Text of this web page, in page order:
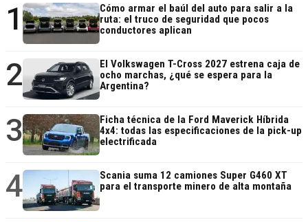
1
Cómo armar el baúl del auto para salir a la
ruta: el truco de seguridad que pocos
conductores aplican
2
El Volkswagen T-Cross 2027 estrena caja de
ocho marchas, ¿qué se espera para la
Argentina?
3
Ficha técnica de la Ford Maverick Híbrida
4x4: todas las especificaciones de la pick-up
electrificada
4
Scania suma 12 camiones Super G460 XT
para el transporte minero de alta montaña